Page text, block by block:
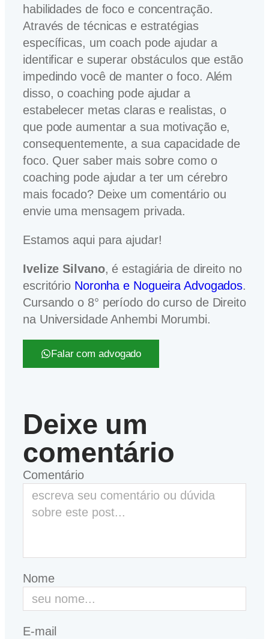
habilidades de foco e concentração.
Através de técnicas e estratégias
específicas, um coach pode ajudar a
identificar e superar obstáculos que estão
impedindo você de manter o foco. Além
disso, o coaching pode ajudar a
estabelecer metas claras e realistas, o
que pode aumentar a sua motivação e,
consequentemente, a sua capacidade de
foco. Quer saber mais sobre como o
coaching pode ajudar a ter um cérebro
mais focado? Deixe um comentário ou
envie uma mensagem privada.
Estamos aqui para ajudar!
Ivelize Silvano, é estagiária de direito no
escritório Noronha e Nogueira Advogados.
Cursando o 8° período do curso de Direito
na Universidade Anhembi Morumbi.
Falar com advogado
Deixe um
comentário
Comentário
Nome
E-mail